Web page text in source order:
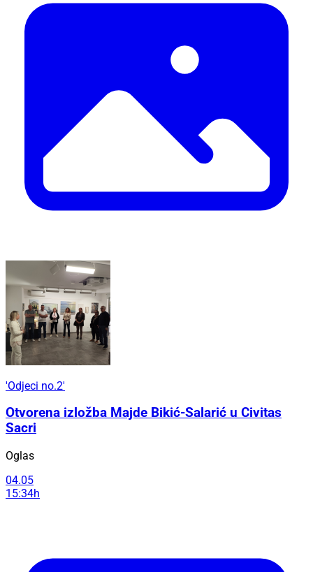
'Odjeci no.2'
Otvorena izložba Majde Bikić-Salarić u Civitas
Sacri
Oglas
04.05
15:34h